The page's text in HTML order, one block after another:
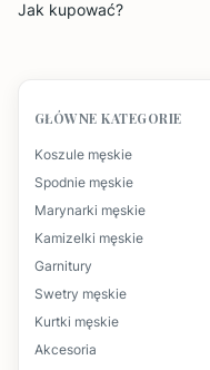
Jak kupować?
GŁÓWNE KATEGORIE
Koszule męskie
Spodnie męskie
Marynarki męskie
Kamizelki męskie
Garnitury
Swetry męskie
Kurtki męskie
Akcesoria